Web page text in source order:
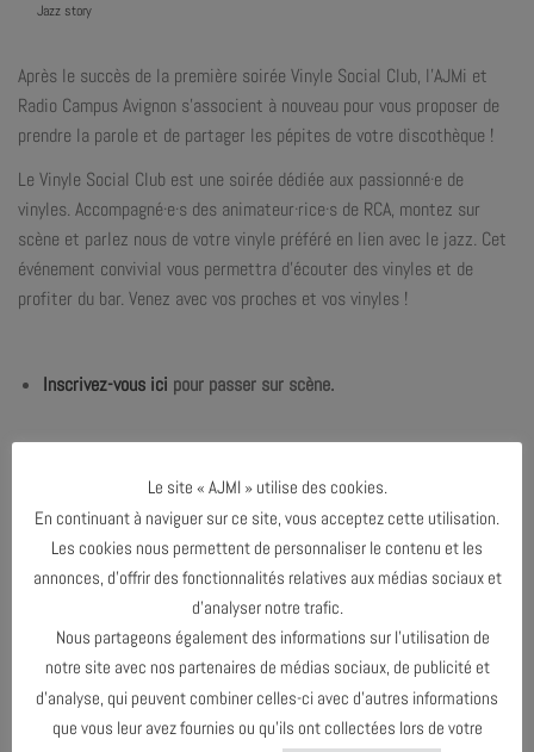
Jazz story
Après le succès de la première soirée Vinyle Social Club, l’AJMi et
Radio Campus Avignon s’associent à nouveau pour vous proposer de
prendre la parole et de partager les pépites de votre discothèque !
Le Vinyle Social Club est une soirée dédiée aux passionné·e de
vinyles. Accompagné·e·s des animateur·rice·s de RCA, montez sur
scène et parlez nous de votre vinyle préféré en lien avec le jazz. Cet
événement convivial vous permettra d’écouter des vinyles et de
profiter du bar. Venez avec vos proches et vos vinyles !
Inscrivez-vous ici pour passer sur scène.
PARTAGER & COMMENTER
Le site « AJMI » utilise des cookies.
En continuant à naviguer sur ce site, vous acceptez cette utilisation.
Les cookies nous permettent de personnaliser le contenu et les
annonces, d’offrir des fonctionnalités relatives aux médias sociaux et
d’analyser notre trafic.
Nous partageons également des informations sur l’utilisation de
notre site avec nos partenaires de médias sociaux, de publicité et
d’analyse, qui peuvent combiner celles-ci avec d’autres informations
que vous leur avez fournies ou qu’ils ont collectées lors de votre